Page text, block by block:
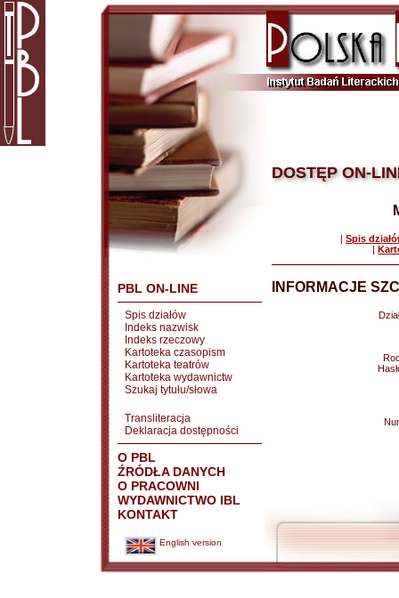
PBL ON-LINE
Spis działów
Indeks nazwisk
Indeks rzeczowy
Kartoteka czasopism
Kartoteka teatrów
Kartoteka wydawnictw
Szukaj tytułu/słowa
Transliteracja
Deklaracja dostępności
O PBL
ŹRÓDŁA DANYCH
O PRACOWNI
WYDAWNICTWO IBL
KONTAKT
English version
DOSTĘP ON-
| Spis
|
INFORMACJE